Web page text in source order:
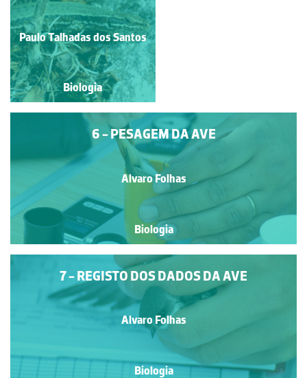
PARA PESAGEM DA
AVE
Alvaro Folhas
Biologia
6 - PESAGEM DA AVE
Alvaro Folhas
Biologia
7 - REGISTO DOS DADOS DA AVE
Alvaro Folhas
Biologia
Paulo Talhadas dos Santos
Biologia